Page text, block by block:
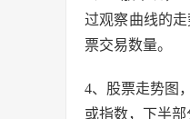
过观察曲线的
票交易数量。
4、股票走势图
或指数，下半部